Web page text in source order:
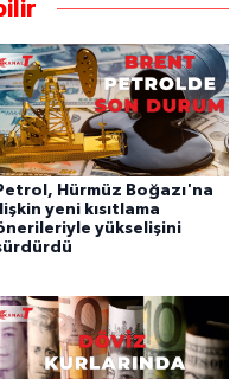
Hürmüz Boğazı'na
yeni kısıtlama
yükselişini